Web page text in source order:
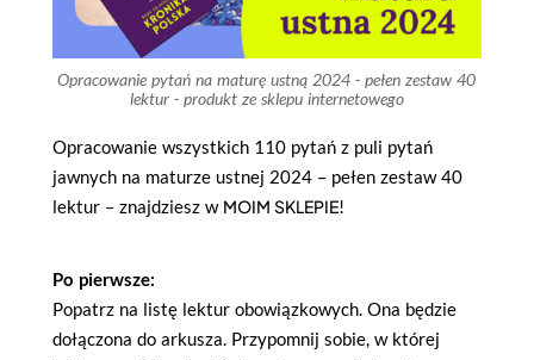
Opracowanie pytań na maturę ustną 2024 - pełen zestaw 40
lektur - produkt ze sklepu internetowego
Opracowanie wszystkich 110 pytań z puli pytań
jawnych na maturze ustnej 2024 – pełen zestaw 40
lektur – znajdziesz w MOIM SKLEPIE!
Po pierwsze:
Popatrz na listę lektur obowiązkowych. Ona będzie
dołączona do arkusza. Przypomnij sobie, w której